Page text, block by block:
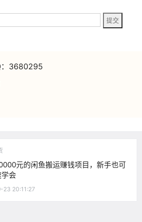
：3680295
元的闲鱼搬运赚钱项目，新手也可
会
23 20:11:27